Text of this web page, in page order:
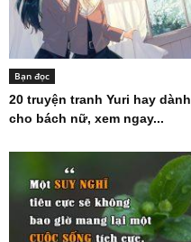
Bạn đọc
20 truyện tranh Yuri hay dành
cho bách nữ, xem ngay...